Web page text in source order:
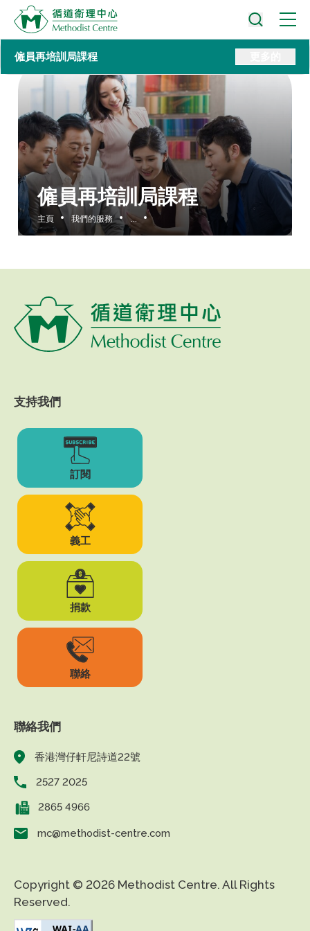
僱員再培訓局課程
主頁 我們的服務 ...
僱員再培訓局課程
支持我們
訂閱
義工
捐款
聯絡
聯絡我們
香港灣仔軒尼詩道22號
2527 2025
2865 4966
mc@methodist-centre.com
Copyright © 2026 Methodist Centre. All Rights
Reserved.